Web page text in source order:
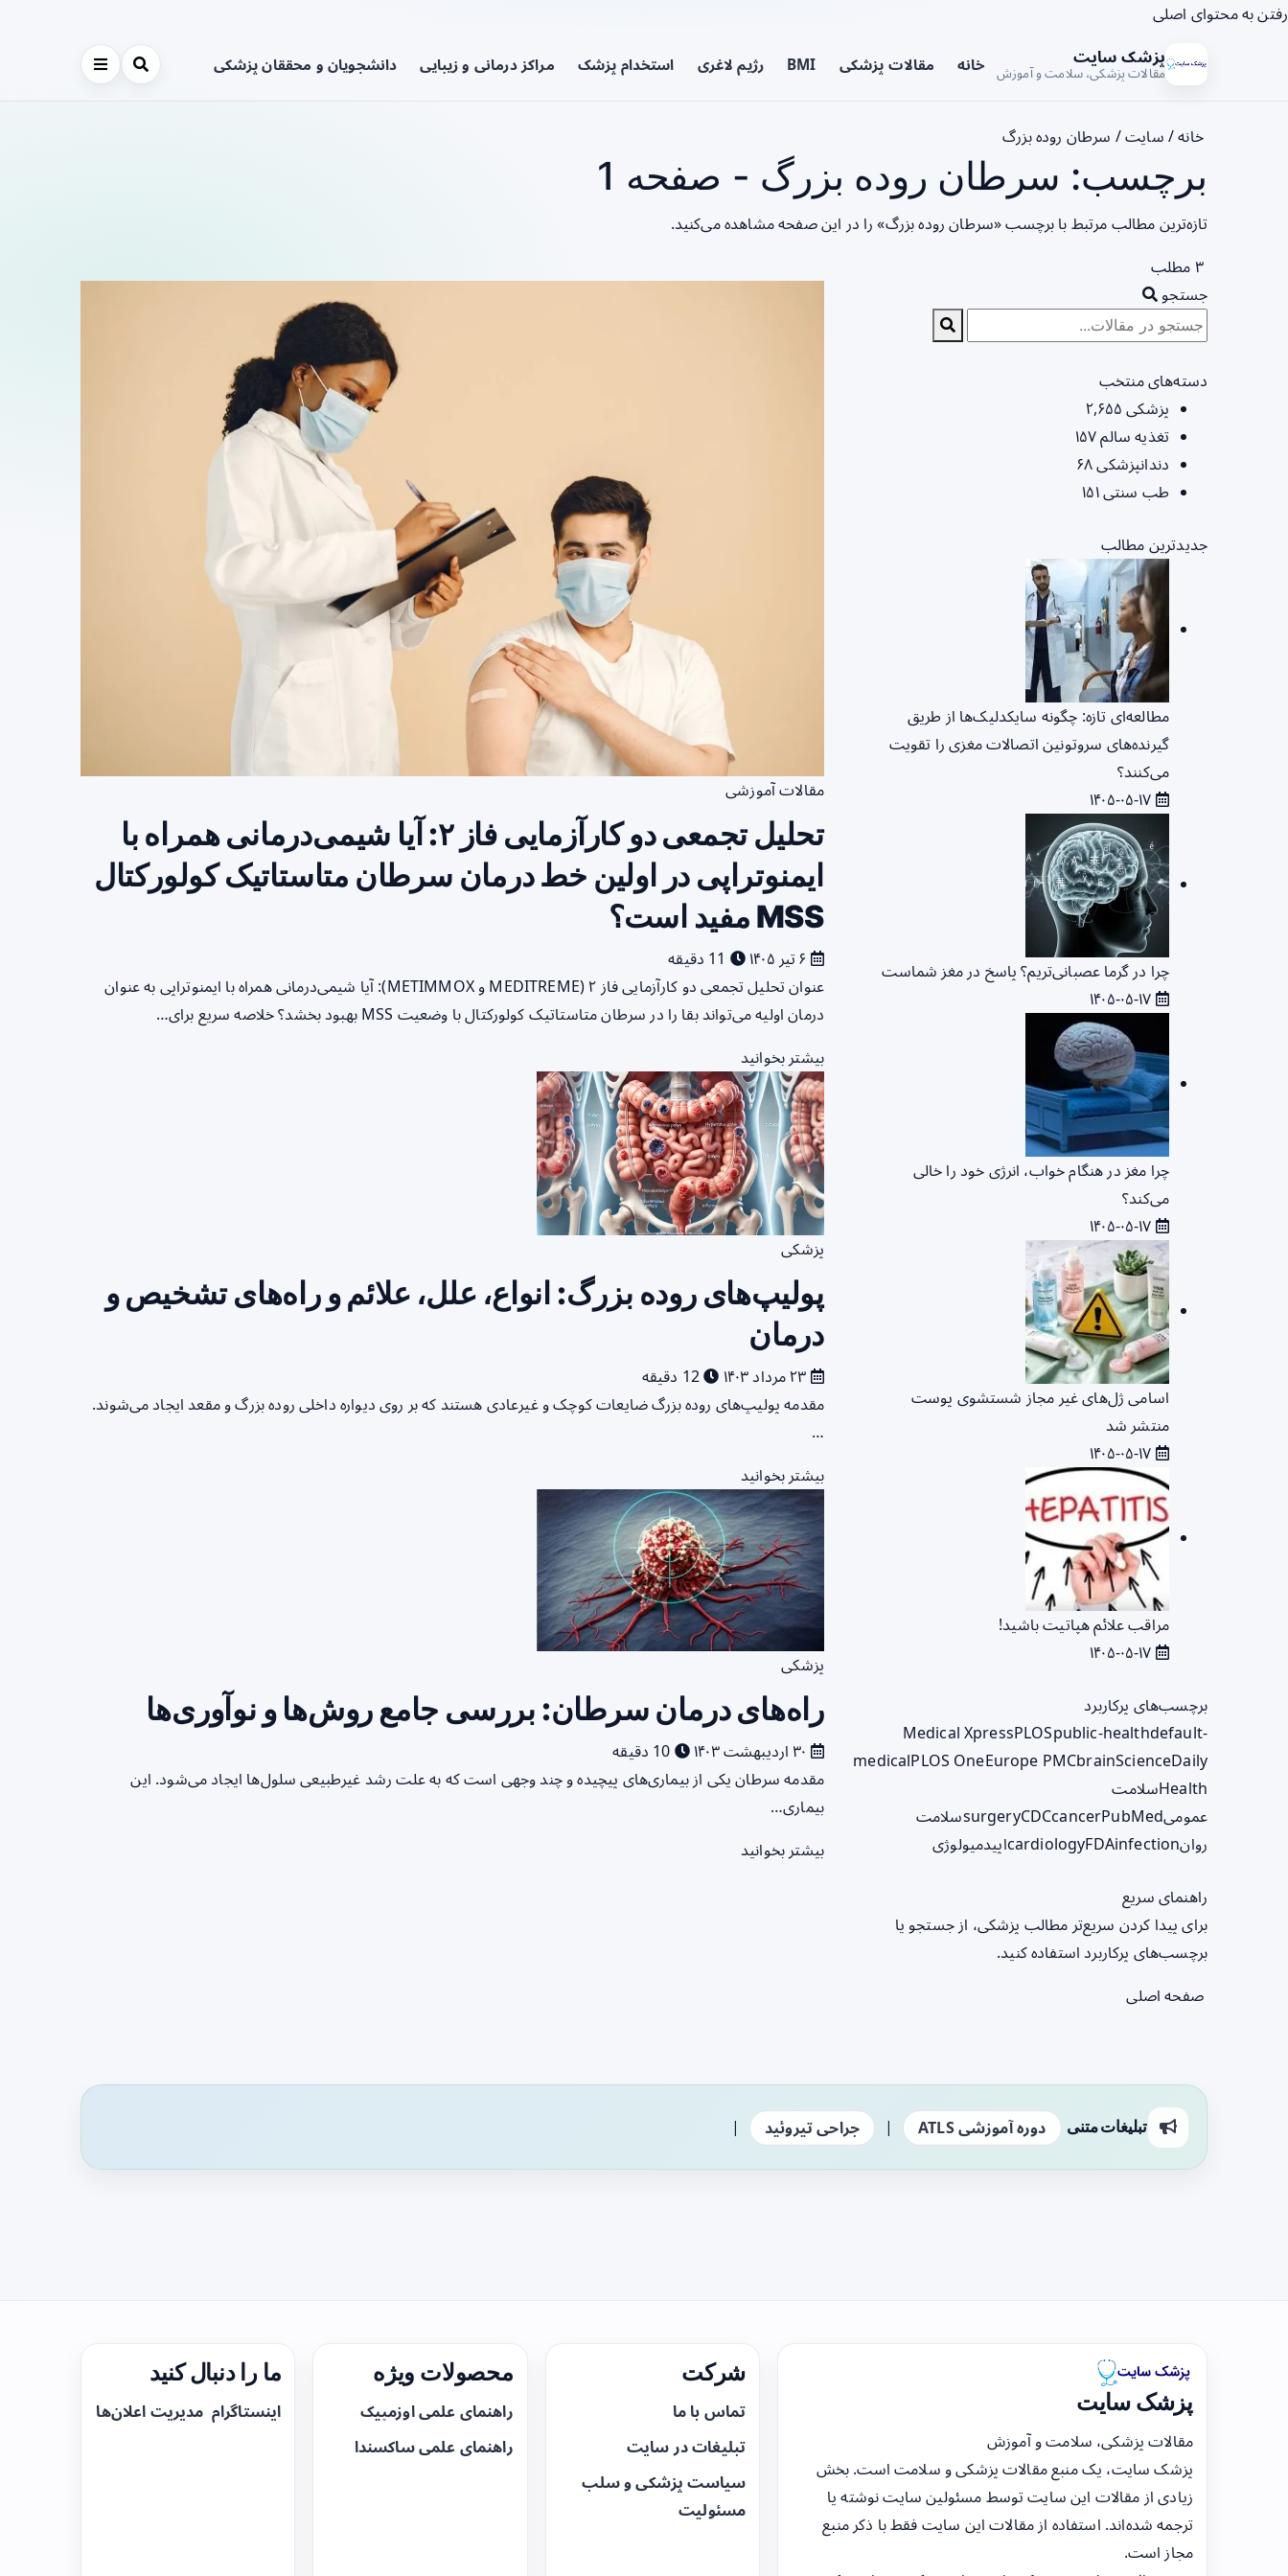
رفتن به محتوای اصلی
پزشک سایت
مقالات پزشکی، سلامت و آموزش خانه مقالات پزشکی BMI رژیم لاغری استخدام پزشک مراکز درمانی و زیبایی دانشجویان و محققان پزشکی
خانه/ سایت/ سرطان روده بزرگ
برچسب: سرطان روده بزرگ - صفحه 1
تازه‌ترین مطالب مرتبط با برچسب «سرطان روده بزرگ» را در این صفحه مشاهده می‌کنید.
۳ مطلب
مقالات آموزشی
تحلیل تجمعی دو کارآزمایی فاز ۲: آیا شیمی‌درمانی همراه با
ایمنوتراپی در اولین خط درمان سرطان متاستاتیک کولورکتال
MSS مفید است؟
عنوان تحلیل تجمعی دو کارآزمایی فاز ۲ (MEDITREME و METIMMOX): آیا شیمی‌درمانی همراه با ایمنوتراپی به عنوان
درمان اولیه می‌تواند بقا را در سرطان متاستاتیک کولورکتال با وضعیت MSS بهبود بخشد؟ خلاصه سریع برای…
بیشتر بخوانید
پزشکی
پولیپ‌های روده بزرگ: انواع، علل، علائم و راه‌های تشخیص و
درمان
12 دقیقه
مقدمه پولیپ‌های روده بزرگ ضایعات کوچک و غیرعادی هستند که بر روی دیواره داخلی روده بزرگ و مقعد ایجاد می‌شوند.
…
بیشتر بخوانید
پزشکی
راه‌های درمان سرطان: بررسی جامع روش‌ها و نوآوری‌ها
مقدمه سرطان یکی از بیماری‌های پیچیده و چند وجهی است که به علت رشد غیرطبیعی سلول‌ها ایجاد می‌شود. این
بیماری…
بیشتر بخوانید
جستجو
دسته‌های منتخب
پزشکی ۲,۶۵۵
تغذیه سالم۱۵۷
دندانپزشکی۶۸
طب سنتی۱۵۱
جدیدترین مطالب
مطالعه‌ای تازه: چگونه سایکدلیک‌ها از طریق
گیرنده‌های سروتونین اتصالات مغزی را تقویت
می‌کنند؟
چرا در گرما عصبانی‌تریم؟ پاسخ در مغز شماست
چرا مغز در هنگام خواب، انرژی خود را خالی
می‌کند؟
اسامی ژل‌های غیر مجاز شستشوی پوست
منتشر شد
مراقب علائم هپاتیت باشید!
برچسب‌های پرکاربرد
Medical XpressPLOSpublic-healthdefault-
medicalPLOS OneEurope PMCbrainScienceDaily
Healthسلامت
عمومی
surgeryCDCcancerPubMed
سلامت
روان
cardiologyFDAinfection اپیدمیولوژی
راهنمای سریع
برای پیدا کردن سریع‌تر مطالب پزشکی، از جستجو یا
برچسب‌های پرکاربرد استفاده کنید.
صفحه اصلی
تبلیغات متنی دوره آموزشی ATLS | جراحی تیروئید |
پزشک سایت
مقالات پزشکی، سلامت و آموزش
پزشک سایت، یک منبع مقالات پزشکی و سلامت است. بخش
زیادی از مقالات این سایت توسط مسئولین سایت نوشته یا
ترجمه شده‌اند. استفاده از مقالات این سایت فقط با ذکر منبع
مجاز است.
شرکت
تماس با ما
تبلیغات در سایت
سیاست پزشکی و سلب
مسئولیت
محصولات ویژه
راهنمای علمی اوزمپیک
راهنمای علمی ساکسندا
ما را دنبال کنید
اینستاگرام مدیریت اعلان‌ها